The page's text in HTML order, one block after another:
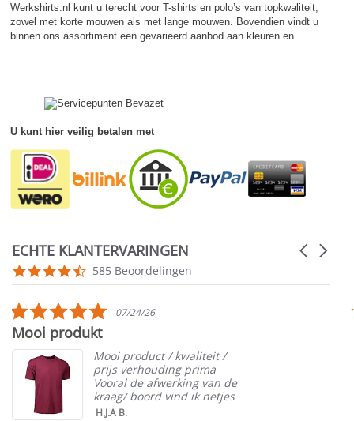
Werkshirts.nl kunt u terecht voor T-shirts en polo’s van topkwaliteit,
zowel met korte mouwen als met lange mouwen. Bovendien vindt u
binnen ons assortiment een gevarieerd aanbod aan kleuren en…
U kunt hier veilig betalen met
ECHTE KLANTERVARINGEN
Reviews
carousel
Carousel
4.5
star
585 Beoordelingen
5.0
star
07/24/26
Mooi produkt
Mooi product / kwaliteit /
prijs verhouding prima
Vooral de afwerking van de
kraag/ boord vind ik netjes
H.J.A B.